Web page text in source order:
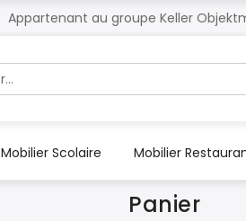
Appartenant au groupe Keller
Mobilier Scolaire Mobilier
Panier